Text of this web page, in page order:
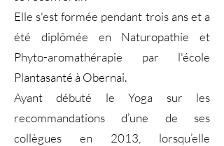
Elle s'est formée pendant trois ans et a
été diplômée en Naturopathie et
Phyto-aromathérapie par l'école
Plantasanté à Obernai.
Ayant débuté le Yoga sur les
recommandations d’une de ses
collègues en 2013, lorsqu’elle